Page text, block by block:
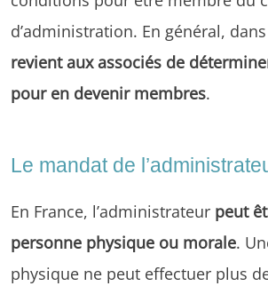
d’administration. En général, dans
revient aux associés de
pour en devenir membres.
Le mandat de
En France, l’administrateur peut
personne physique ou morale.
physique ne peut effectuer plus